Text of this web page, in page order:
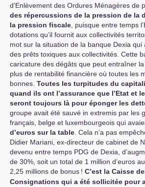
d’Enlèvement des Ordures Ménagères de
des répercussions de la pression de la
la pression fiscale , puisque entre temps
dotations qu’il fournit aux collectivités
mot sur la situation de la banque Dexia qui
des prêts toxiques aux collectivités. Cette
caricature des dégâts que peut entraîner
plus de rentabilité financière où toutes les
bonnes. Toutes les turpitudes du
quand ils ont l’assurance que l’Etat et
seront toujours là pour éponger les
groupe avait été sauvé in extremis par les
français, belge et luxembourgeois qui
d’euros sur la table . Cela n’a pas
Didier Mariani, ex-directeur de cabinet de
devenu entre temps PDG de Dexia,
de 30%, soit un total de 1 million d’euros
2,25 millions de bonus ! C’est la Caisse
Consignations qui a été sollicitée pour